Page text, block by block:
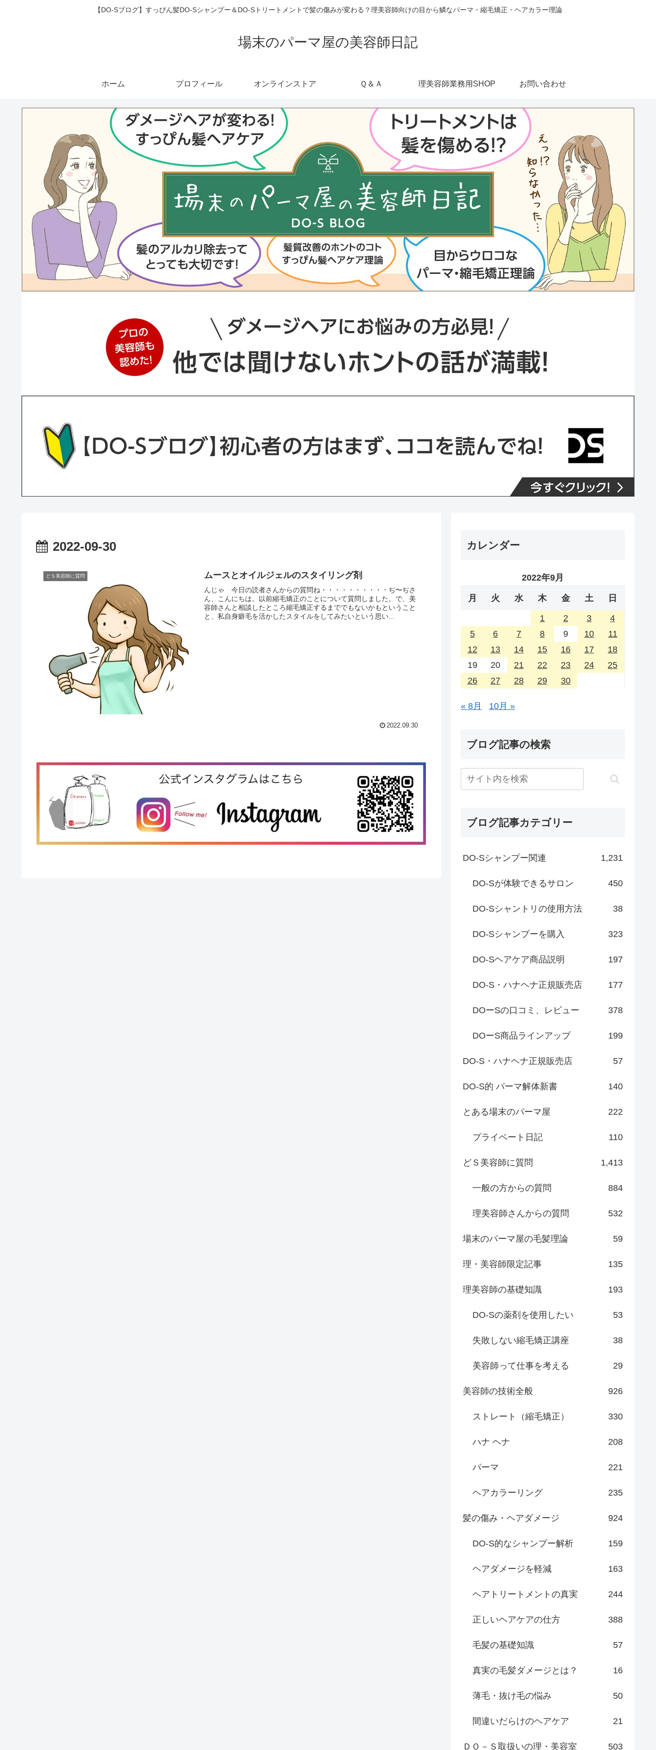
【DO-Sブログ】すっぴん髪DO-Sシャンプー＆DO-Sトリートメントで髪の傷みが変わる？理美容師向けの目から鱗なパーマ・縮毛矯正・ヘアカラー理論
場末のパーマ屋の美容師日記
ホーム プロフィール オンラインストア Ｑ＆Ａ 理美容師業務用SHOP お問い合わせ
2022-09-30
どＳ美容師に質問 ムースとオイルジェルのスタイリング剤
んじゃ 今日の読者さんからの質問ね・・・・・・・・・・ぢ〜ぢさ
ん、こんにちは。以前縮毛矯正のことについて質問しました。で、美
容師さんと相談したところ縮毛矯正するまででもないかもということ
と、私自身癖毛を活かしたスタイルをしてみたいという思い...
2022.09.30
カレンダー
2022年9月
月 火 水 木 金 土 日
1 2 3
4
5
6 7 8 9 10
11
12
13 14 15 16 17
18
19
20 21 22 23 24
25
26
27 28 29 30
« 8月 10月 »
ブログ記事の検索
ブログ記事カテゴリー
DO-Sシャンプー関連 1,231
DO-Sが体験できるサロン 450
DO-Sシャントリの使用方法 38
DO-Sシャンプーを購入 323
DO-Sヘアケア商品説明 197
DO-S・ハナヘナ正規販売店 177
DOーSの口コミ、レビュー 378
DOーS商品ラインアップ 199
DO-S・ハナヘナ正規販売店 57
DO-S的 パーマ解体新書 140
とある場末のパーマ屋 222
プライベート日記 110
どＳ美容師に質問 1,413
一般の方からの質問 884
理美容師さんからの質問 532
場末のパーマ屋の毛髪理論 59
理・美容師限定記事 135
理美容師の基礎知識 193
DO-Sの薬剤を使用したい 53
失敗しない縮毛矯正講座 38
美容師って仕事を考える 29
美容師の技術全般 926
ストレート（縮毛矯正） 330
ハナ ヘナ 208
パーマ 221
ヘアカラーリング 235
髪の傷み・ヘアダメージ 924
DO-S的なシャンプー解析 159
ヘアダメージを軽減 163
ヘアトリートメントの真実 244
正しいヘアケアの仕方 388
毛髪の基礎知識 57
真実の毛髪ダメージとは？ 16
薄毛・抜け毛の悩み 50
間違いだらけのヘアケア 21
ＤＯ－Ｓ取扱いの理・美容室 503